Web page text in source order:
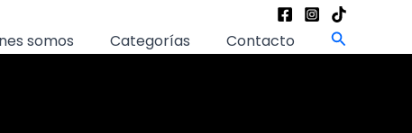
somos Categorías Contacto Buscar